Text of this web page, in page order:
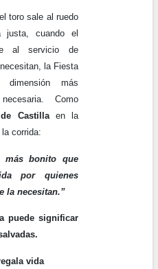
toro sale al ruedo
justa, cuando el
al servicio de
la Fiesta
dimensión más
Como
Castillaen la
corrida:
más bonito que
por quienes
la necesitan.”
puede significar
vida